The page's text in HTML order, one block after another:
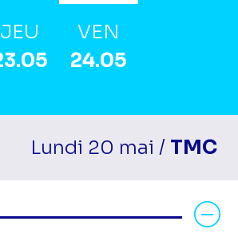
JEU
VEN
24.05
Lundi 20 mai / TMC
programmes Matin